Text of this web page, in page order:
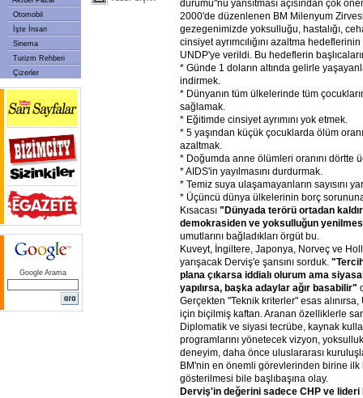
Otomobil
İşte İnsan
Sinema
Turizm Rehberi
Çizerler
Google Arama
durumu"nu yansıtması açısından çok
2000'de düzenlenen BM Milenyum
gezegenimizde yoksulluğu, hastalığı,
cinsiyet ayrımcılığını azaltma
UNDP'ye verildi. Bu hedeflerin
* Günde 1 doların altında gelirle
indirmek.
* Dünyanın tüm ülkelerinde tüm
sağlamak.
* Eğitimde cinsiyet ayrımını yok etmek.
* 5 yaşından küçük çocuklarda ölüm
azaltmak.
* Doğumda anne ölümleri oranını dörtte
* AIDS'in yayılmasını durdurmak.
* Temiz suya ulaşamayanların sayısını
* Üçüncü dünya ülkelerinin borç
Kısacası "Dünyada terörü ortadan
demokrasiden ve yoksulluğun
umutlarını bağladıkları örgüt bu.
Kuveyt, İngiltere, Japonya, Norveç ve
yarışacak Derviş'e şansını sorduk.
plana çıkarsa iddialı olurum ama
yapılırsa, başka adaylar ağır basabilir"
Gerçekten "Teknik kriterler" esas alınırsa,
için biçilmiş kaftan. Aranan özelliklerle
Diplomatik ve siyasi tecrübe, kaynak
programlarını yönetecek vizyon,
deneyim, daha önce uluslararası
BM'nin en önemli görevlerinden birine ilk
gösterilmesi bile başlıbaşına olay.
Derviş'in değerini sadece CHP ve